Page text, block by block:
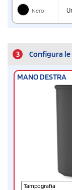
Nero
3 Configura
MANO DESTRA